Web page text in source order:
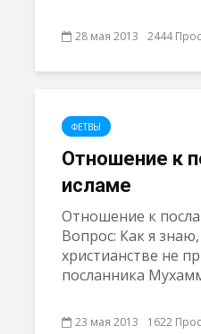
28 мая 2013 2444
ФЕТВЫ
Отношение к
исламе
Отношение к
Вопрос: Как я
христианстве не
посланника
23 мая 2013 1622